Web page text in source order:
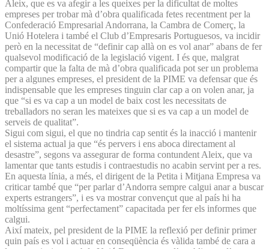
Aleix, que es va afegir a les queixes per la dificultat de moltes
empreses per trobar mà d’obra qualificada fetes recentment per la
Confederació Empresarial Andorrana, la Cambra de Comerç, la
Unió Hotelera i també el Club d’Empresaris Portuguesos, va incidir
però en la necessitat de “definir cap allà on es vol anar” abans de fer
qualsevol modificació de la legislació vigent. I és que, malgrat
compartir que la falta de mà d’obra qualificada pot ser un problema
per a algunes empreses, el president de la PIME va defensar que és
indispensable que les empreses tinguin clar cap a on volen anar, ja
que “si es va cap a un model de baix cost les necessitats de
treballadors no seran les mateixes que si es va cap a un model de
serveis de qualitat”.
Sigui com sigui, el que no tindria cap sentit és la inacció i mantenir
el sistema actual ja que “és pervers i ens aboca directament al
desastre”, segons va assegurar de forma contundent Aleix, que va
lamentar que tants estudis i contraestudis no acabin servint per a res.
En aquesta línia, a més, el dirigent de la Petita i Mitjana Empresa va
criticar també que “per parlar d’Andorra sempre calgui anar a buscar
experts estrangers”, i es va mostrar convençut que al país hi ha
moltíssima gent “perfectament” capacitada per fer els informes que
calgui.
Així mateix, pel president de la PIME la reflexió per definir primer
quin país es vol i actuar en conseqüència és vàlida també de cara a